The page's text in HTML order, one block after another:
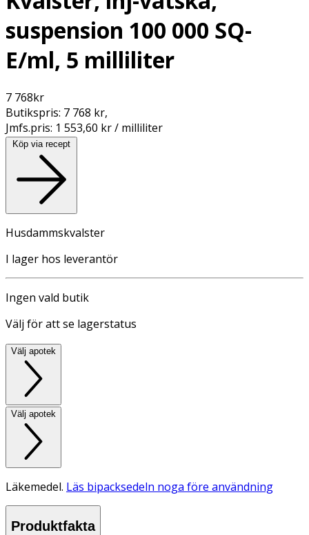
suspension 100 000 SQ-
E/ml, 5 milliliter
7 768kr
Butikspris: 7 768 kr,
Jmfs.pris: 1 553,60 kr / milliliter
Köp via recept
Husdammskvalster
I lager hos leverantör
Ingen vald butik
Välj för att se lagerstatus
Välj apotek
Välj apotek
Läkemedel. Läs bipacksedeln noga före användning
Produktfakta